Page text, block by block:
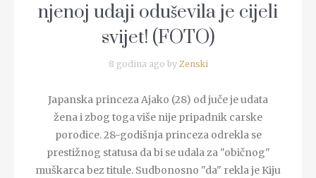
njenoj udaji oduševila je cijeli
svijet! (FOTO)
8 godina ago by Zenski
Japanska princeza Ajako (28) od juče je udata
žena i zbog toga više nije pripadnik carske
porodice. 28-godišnja princeza odrekla se
prestižnog statusa da bi se udala za "običnog"
muškarca bez titule. Sudbonosno "da" rekla je Kiju